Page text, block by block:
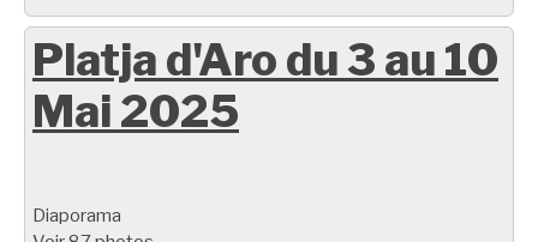
Platja d'Aro du 3 au 10
Mai 2025
Diaporama